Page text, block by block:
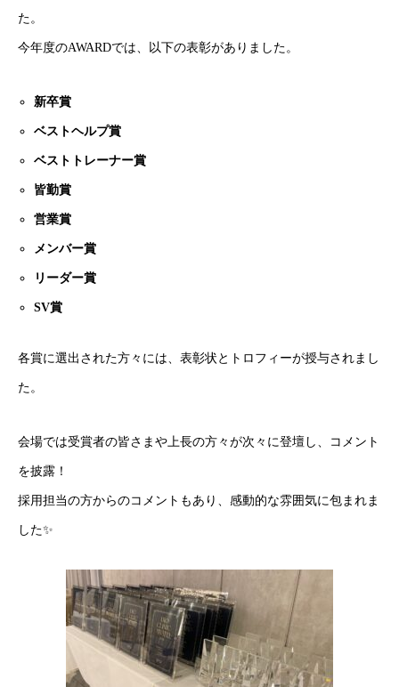
た。
今年度のAWARDでは、以下の表彰がありました。
新卒賞
ベストヘルプ賞
ベストトレーナー賞
皆勤賞
営業賞
メンバー賞
リーダー賞
SV賞
各賞に選出された方々には、表彰状とトロフィーが授与されまし
た。
会場では受賞者の皆さまや上長の方々が次々に登壇し、コメント
を披露！
採用担当の方からのコメントもあり、感動的な雰囲気に包まれま
した✨